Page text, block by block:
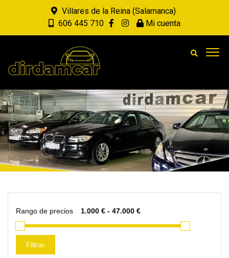
Villares de la Reina (Salamanca)
606 445 710
Mi cuenta
Rango de precios
Filtrar